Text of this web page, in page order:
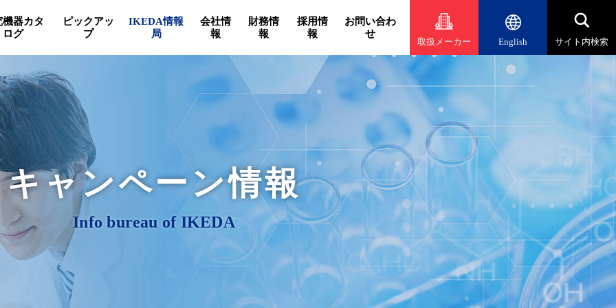
機器カタ
ログ
ピックアッ
プ
IKEDA情報
局
会社情
報
財務情
報
採用情
報
お問い合わ
せ
取扱メーカー English サイト内検索
キャンペーン情報